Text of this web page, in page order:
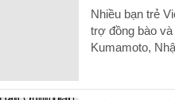
Nhiều bạn trẻ
trợ đồng bào
Kumamoto,